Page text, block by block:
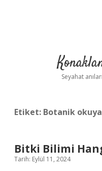
Seyahat
Etiket: Botanik
Bitki Bilimi
Tarih: Eylül 11, 2024